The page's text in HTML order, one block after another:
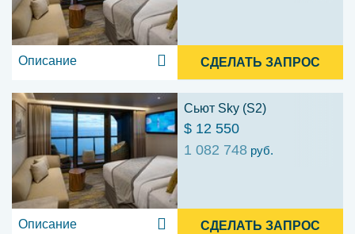
Описание СДЕЛАТЬ ЗАПРОС
Сьют Sky (S2)
$ 12 550
1 082 748 руб.
Описание СДЕЛАТЬ ЗАПРОС